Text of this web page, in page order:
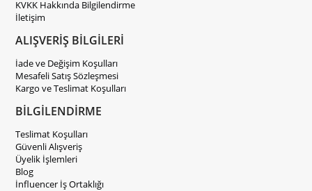
KVKK Hakkında Bilgilendirme
İletişim
ALIŞVERİŞ BİLGİLERİ
İade ve Değişim Koşulları
Mesafeli Satış Sözleşmesi
Kargo ve Teslimat Koşulları
BİLGİLENDİRME
Teslimat Koşulları
Güvenli Alışveriş
Üyelik İşlemleri
Blog
İnfluencer İş Ortaklığı